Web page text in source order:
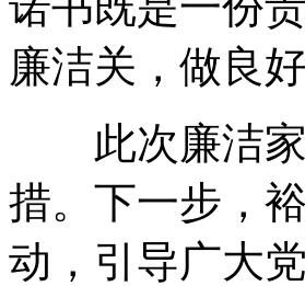
廉洁关，做良
此次廉洁家
措。下一步，
动，引导广大